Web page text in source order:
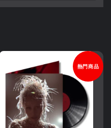
熱門商品